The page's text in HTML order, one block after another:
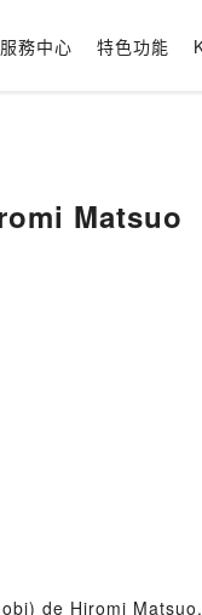
服務中心 特色功能
Matsuo
de Hiromi Matsuo.